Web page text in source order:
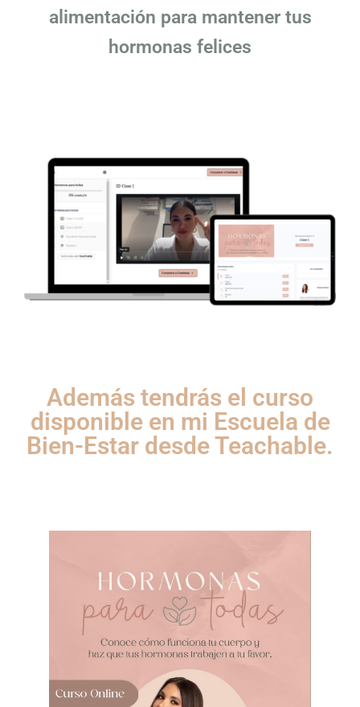
alimentación para mantener tus
hormonas felices
Además tendrás el curso
disponible en mi Escuela de
Bien-Estar desde Teachable.